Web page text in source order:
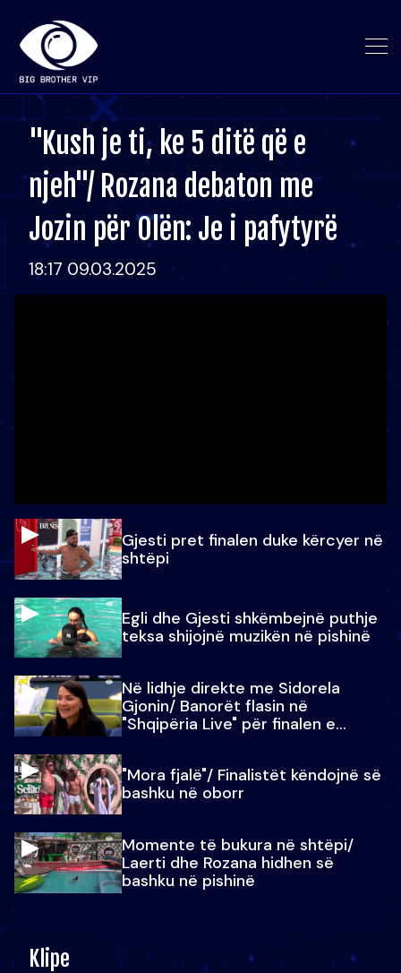
"Kush je ti, ke 5 ditë që e
njeh"/ Rozana debaton me
Jozin për Olën: Je i pafytyrë
18:17 09.03.2025
Gjesti pret finalen duke kërcyer në
shtëpi
Egli dhe Gjesti shkëmbejnë puthje
teksa shijojnë muzikën në pishinë
Në lidhje direkte me Sidorela
Gjonin/ Banorët flasin në
"Shqipëria Live" për finalen e
"Mora fjalë"/ Finalistët këndojnë së
bashku në oborr
Momente të bukura në shtëpi/
Laerti dhe Rozana hidhen së
bashku në pishinë
Klipe